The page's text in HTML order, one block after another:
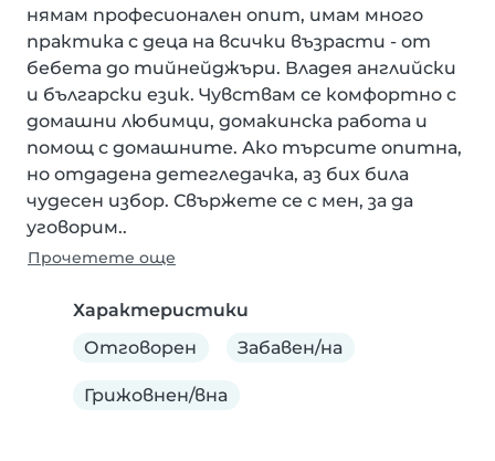
нямам професионален опит, имам много
практика с деца на всички възрасти - от
бебета до тийнейджъри. Владея английски
и български език. Чувствам се комфортно с
домашни любимци, домакинска работа и
помощ с домашните. Ако търсите опитна,
но отдадена детегледачка, аз бих била
чудесен избор. Свържете се с мен, за да
уговорим..
Прочетете още
Характеристики
Отговорен
Забавен/на
Грижовнен/вна